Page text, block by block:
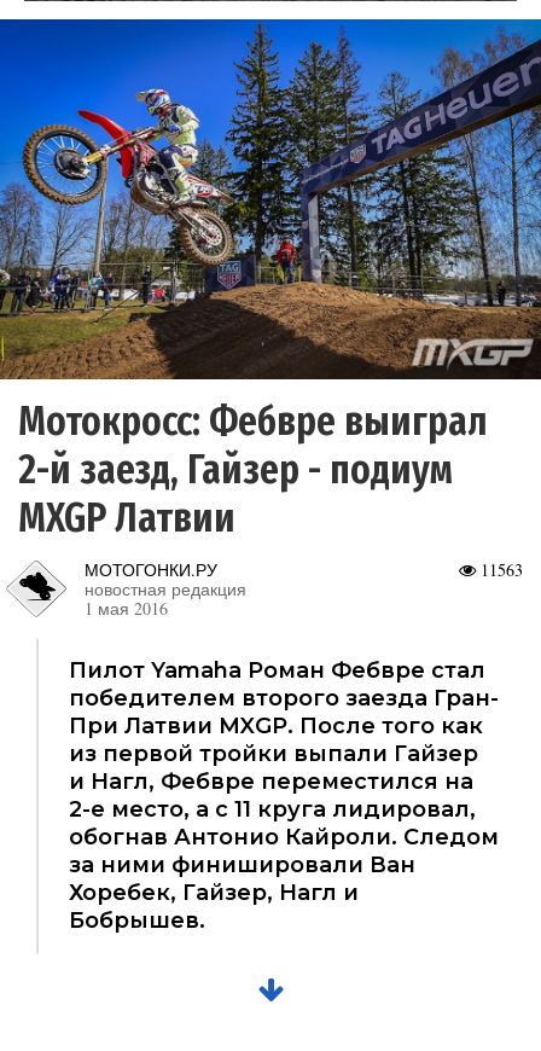
Мотокросс: Фебвре выиграл
2-й заезд, Гайзер - подиум
MXGP Латвии
11563
МОТОГОНКИ.РУ
новостная редакция
1 мая 2016
Пилот Yamaha Роман Фебвре стал
победителем второго заезда Гран-
При Латвии MXGP. После того как
из первой тройки выпали Гайзер
и Нагл, Фебвре переместился на
2-е место, а с 11 круга лидировал,
обогнав Антонио Кайроли. Следом
за ними финишировали Ван
Хоребек, Гайзер, Нагл и
Бобрышев.